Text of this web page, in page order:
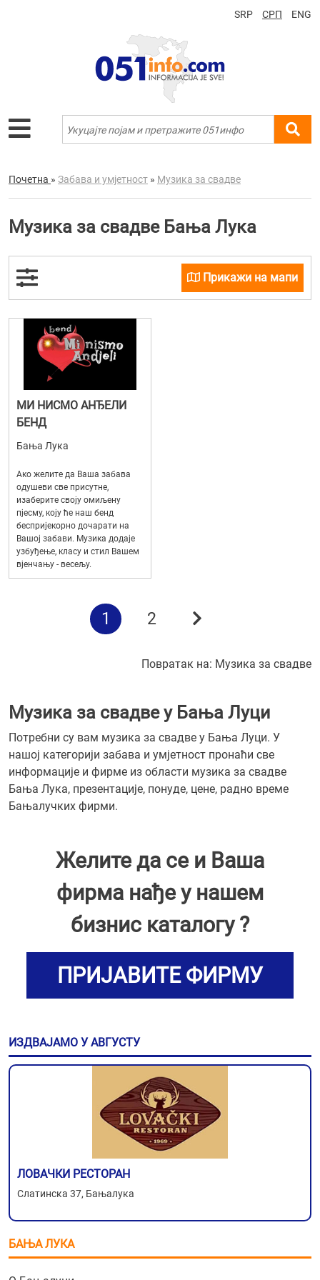
SRP СРП ENG
Почетна » Забава и умјетност » Музика за свадве
Музика за свадве Бања Лука
Прикажи на мапи
МИ НИСМО АНЂЕЛИ
БЕНД
Бања Лука
Ако желите да Ваша забава
одушеви све присутне,
изаберите своју омиљену
пјесму, коју ће наш бенд
беспријекорно дочарати на
Вашој забави. Музика додаје
узбуђење, класу и стил Вашем
вјенчању - весељу.
1 2
Повратак на: Музика за свадве
Музика за свадве у Бања Луци
Потребни су вам музика за свадве у Бања Луци. У
нашој категорији забава и умјетност пронаћи све
информације и фирме из области музика за свадве
Бања Лука, презентације, понуде, цене, радно време
Бањалучких фирми.
Желите да се и Ваша
фирма нађе у нашем
бизнис каталогу ?
ПРИЈАВИТЕ ФИРМУ
ИЗДВАЈАМО У АВГУСТУ
ЛОВАЧКИ РЕСТОРАН
Слатинска 37, Бањалука
БАЊА ЛУКА